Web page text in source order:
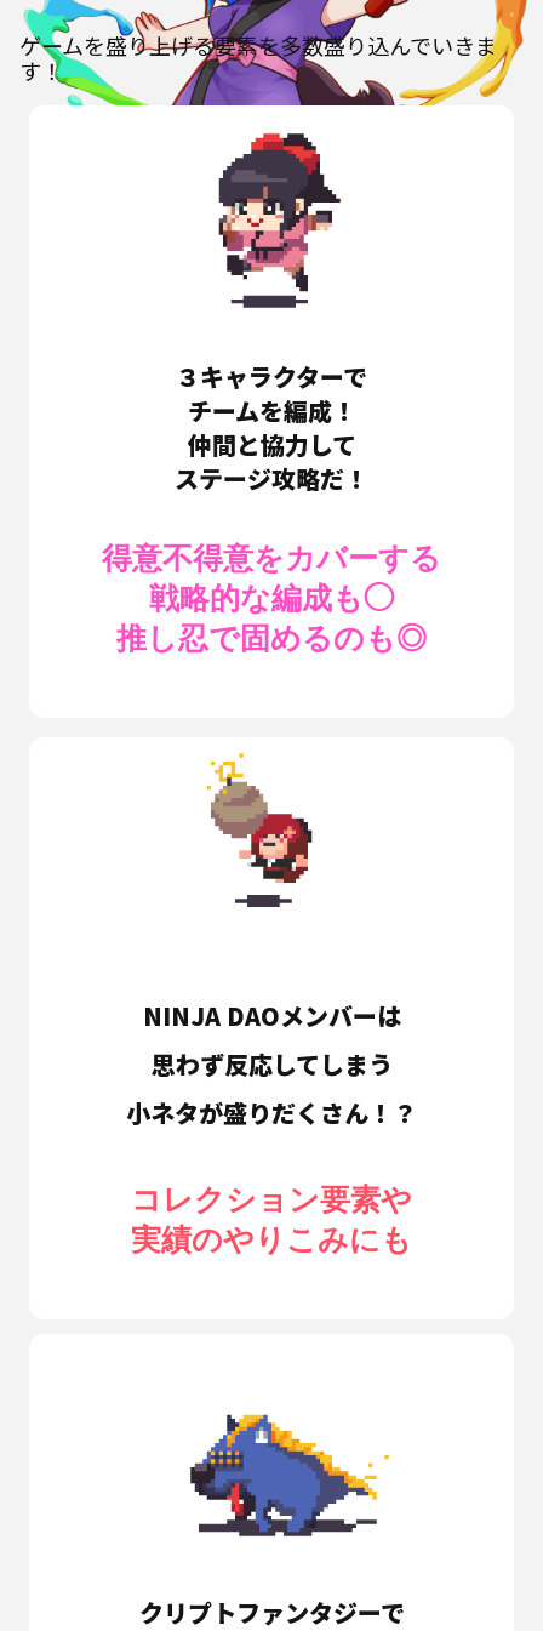
ゲームを盛り上げる要素を多数盛り込んでいきま
す！
３キャラクターで
チームを編成！
仲間と協力して
ステージ攻略だ！
得意不得意をカバーする
戦略的な編成も◯
推し忍で固めるのも◎
NINJA DAOメンバーは
思わず反応してしまう
小ネタが盛りだくさん！？
コレクション要素や
実績のやりこみにも
クリプトファンタジーで